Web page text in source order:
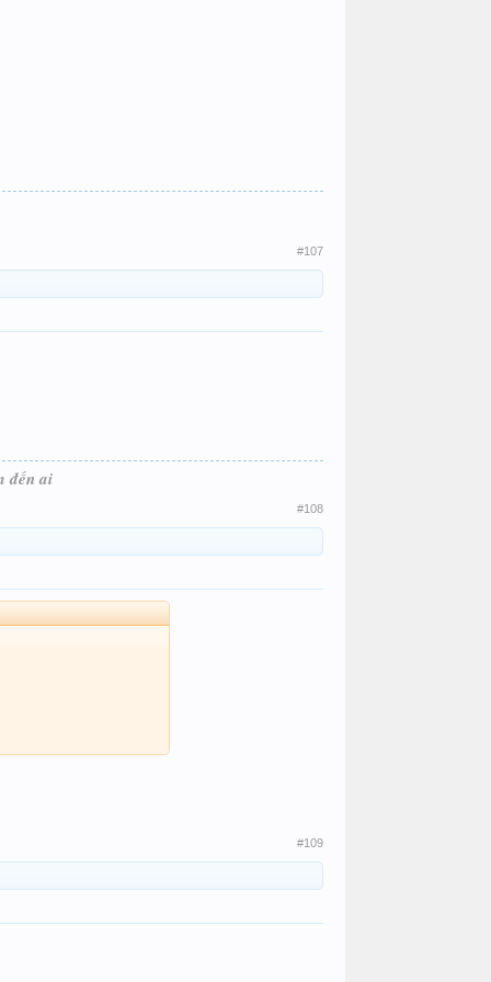
#107
đến ai
#108
#109